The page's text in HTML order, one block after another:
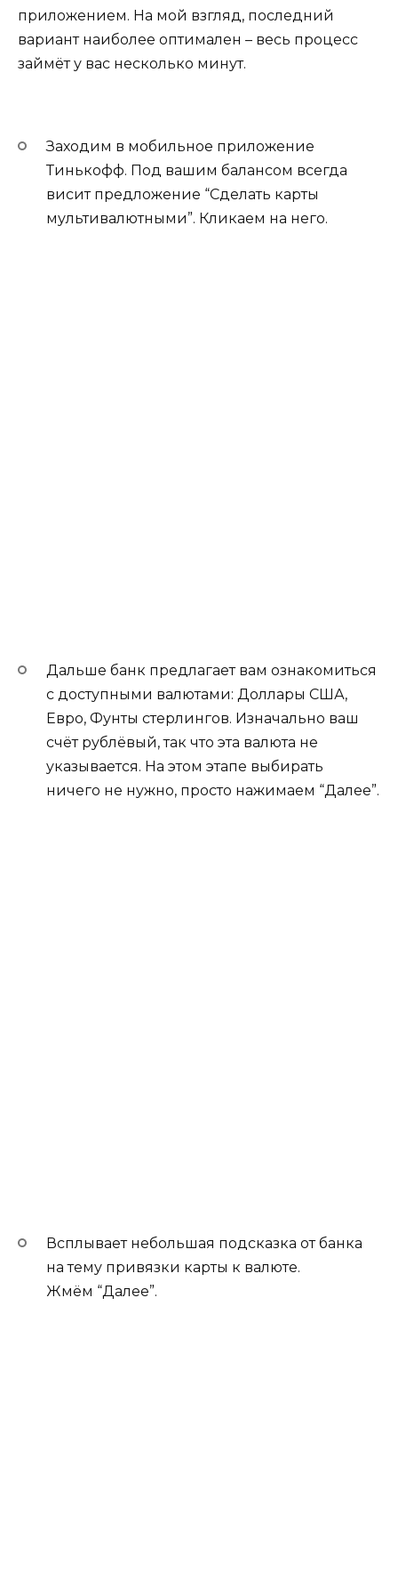
приложением. На мой взгляд, последний
вариант наиболее оптимален – весь процесс
займёт у вас несколько минут.
Заходим в мобильное приложение
Тинькофф. Под вашим балансом всегда
висит предложение “Сделать карты
мультивалютными”. Кликаем на него.
Дальше банк предлагает вам ознакомиться
с доступными валютами: Доллары США,
Евро, Фунты стерлингов. Изначально ваш
счёт рублёвый, так что эта валюта не
указывается. На этом этапе выбирать
ничего не нужно, просто нажимаем “Далее”.
Всплывает небольшая подсказка от банка
на тему привязки карты к валюте.
Жмём “Далее”.